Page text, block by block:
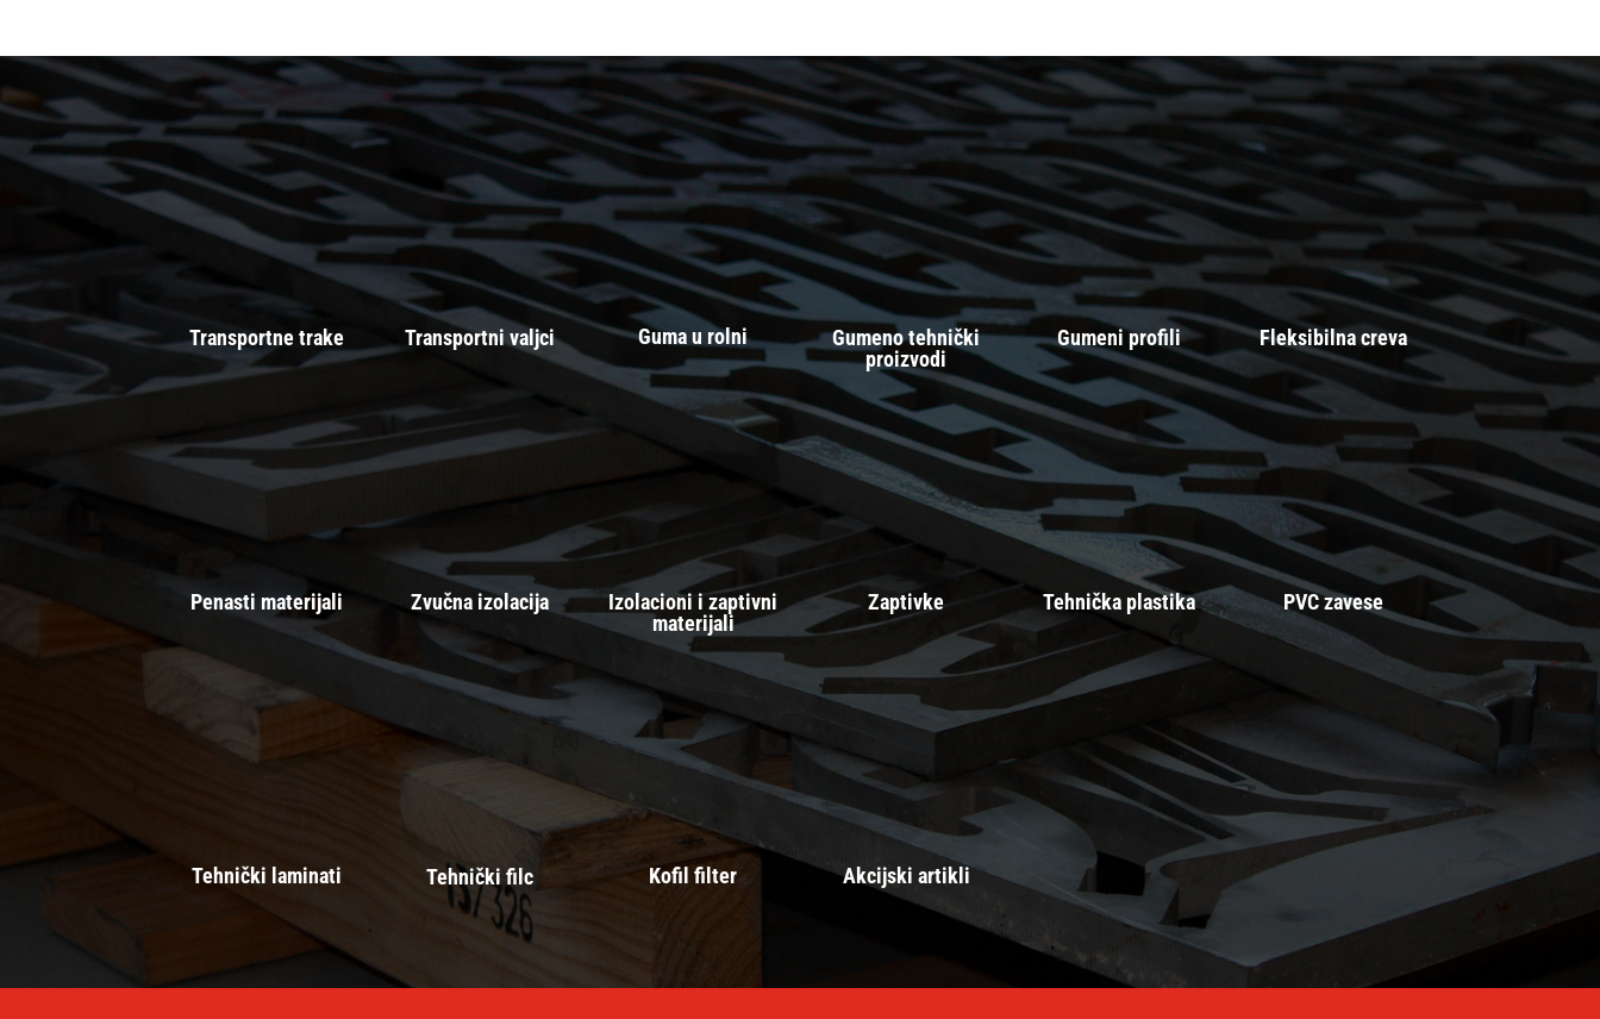
Transportne trake Transportni valjci Guma u rolni
Gumeno tehnički
proizvodi
Gumeni profili Fleksibilna creva
Penasti materijali Zvučna izolacija
Izolacioni i zaptivni
materijali
Zaptivke Tehnička plastika PVC zavese
Tehnički laminati Tehnički filc Kofil filter Akcijski artikli